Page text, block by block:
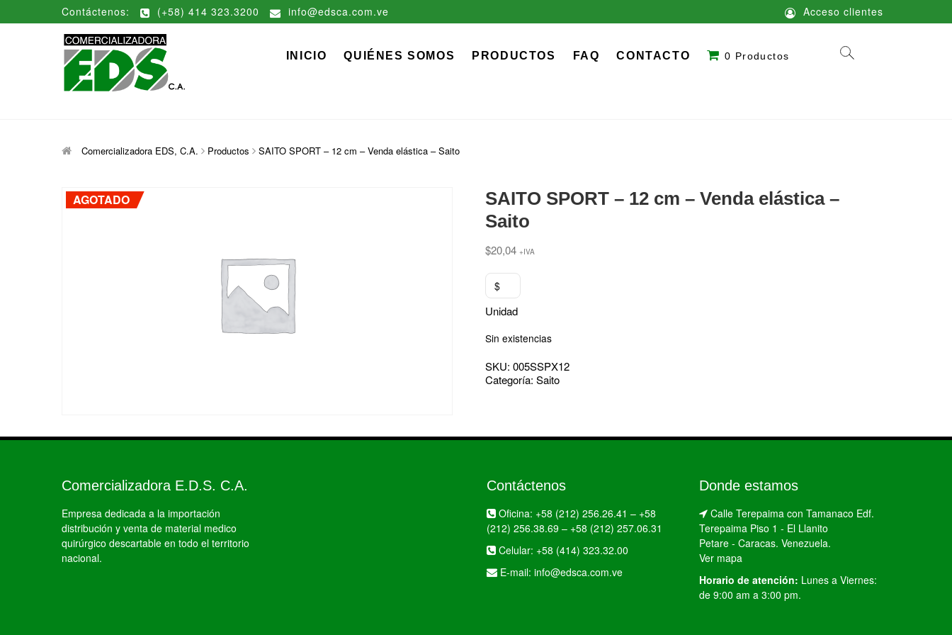
Contáctenos: (+58) 414 323.3200 info@edsca.com.ve Acceso clientes
Comercializadora EDS, C.A.
INICIO QUIÉNES SOMOS PRODUCTOS FAQ CONTACTO 0 Productos
Comercializadora EDS, C.A. Productos SAITO SPORT – 12 cm – Venda elástica – Saito
AGOTADO
SAITO SPORT – 12 cm – Venda elástica –
Saito
$20,04 +IVA
$
Unidad
Sin existencias
SKU: 005SSPX12
Categoría: Saito
Comercializadora E.D.S. C.A.
Empresa dedicada a la importación
distribución y venta de material medico
quirúrgico descartable en todo el territorio
nacional.
Contáctenos
Oficina: +58 (212) 256.26.41 – +58
(212) 256.38.69 – +58 (212) 257.06.31
Celular: +58 (414) 323.32.00
E-mail: info@edsca.com.ve
Donde estamos
Calle Terepaima con Tamanaco Edf.
Terepaima Piso 1 - El Llanito
Petare - Caracas. Venezuela.
Ver mapa
Horario de atención: Lunes a Viernes:
de 9:00 am a 3:00 pm.